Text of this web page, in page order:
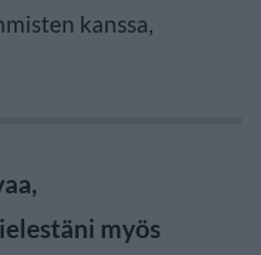
kanssa,
myös